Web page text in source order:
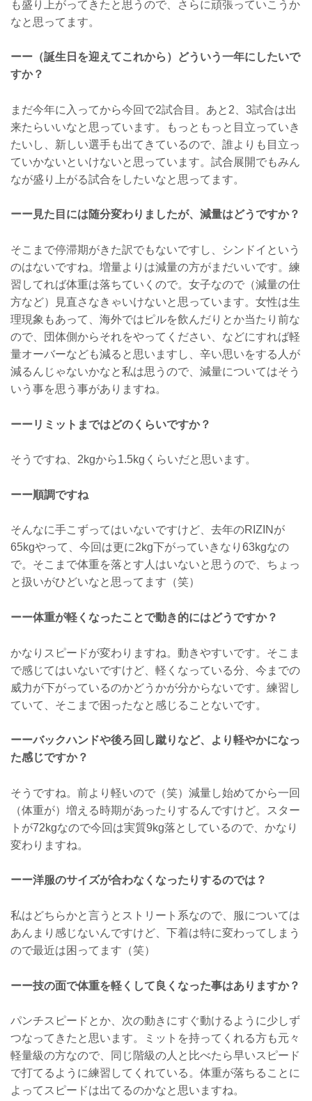
も盛り上がってきたと思うので、さらに頑張っていこうか
なと思ってます。
ーー（誕生日を迎えてこれから）どういう一年にしたいで
すか？
まだ今年に入ってから今回で2試合目。あと2、3試合は出
来たらいいなと思っています。もっともっと目立っていき
たいし、新しい選手も出てきているので、誰よりも目立っ
ていかないといけないと思っています。試合展開でもみん
なが盛り上がる試合をしたいなと思ってます。
ーー見た目には随分変わりましたが、減量はどうですか？
そこまで停滞期がきた訳でもないですし、シンドイという
のはないですね。増量よりは減量の方がまだいいです。練
習してれば体重は落ちていくので。女子なので（減量の仕
方など）見直さなきゃいけないと思っています。女性は生
理現象もあって、海外ではピルを飲んだりとか当たり前な
ので、団体側からそれをやってください、などにすれば軽
量オーバーなども減ると思いますし、辛い思いをする人が
減るんじゃないかなと私は思うので、減量についてはそう
いう事を思う事がありますね。
ーーリミットまではどのくらいですか？
そうですね、2kgから1.5kgくらいだと思います。
ーー順調ですね
そんなに手こずってはいないですけど、去年のRIZINが
65kgやって、今回は更に2kg下がっていきなり63kgなの
で。そこまで体重を落とす人はいないと思うので、ちょっ
と扱いがひどいなと思ってます（笑）
ーー体重が軽くなったことで動き的にはどうですか？
かなりスピードが変わりますね。動きやすいです。そこま
で感じてはいないですけど、軽くなっている分、今までの
威力が下がっているのかどうかが分からないです。練習し
ていて、そこまで困ったなと感じることないです。
ーーバックハンドや後ろ回し蹴りなど、より軽やかになっ
た感じですか？
そうですね。前より軽いので（笑）減量し始めてから一回
（体重が）増える時期があったりするんですけど。スター
トが72kgなので今回は実質9kg落としているので、かなり
変わりますね。
ーー洋服のサイズが合わなくなったりするのでは？
私はどちらかと言うとストリート系なので、服については
あんまり感じないんですけど、下着は特に変わってしまう
ので最近は困ってます（笑）
ーー技の面で体重を軽くして良くなった事はありますか？
パンチスピードとか、次の動きにすぐ動けるように少しず
つなってきたと思います。ミットを持ってくれる方も元々
軽量級の方なので、同じ階級の人と比べたら早いスピード
で打てるように練習してくれている。体重が落ちることに
よってスピードは出てるのかなと思いますね。